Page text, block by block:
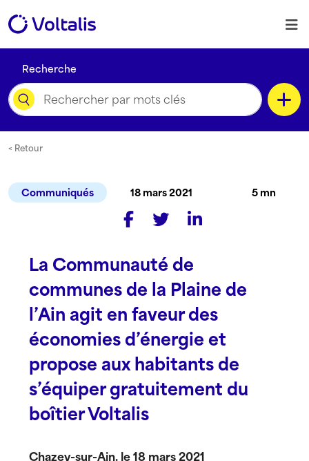
Recherche
Type de contenu
Langue
< Retour
Communiqués 18 mars 2021 5 mn
La Communauté de
communes de la Plaine de
l’Ain agit en faveur des
économies d’énergie et
propose aux habitants de
s’équiper gratuitement du
boîtier Voltalis
Chazey-sur-Ain, le 18 mars 2021